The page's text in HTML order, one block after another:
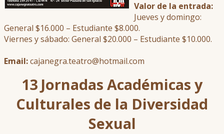
Valor de la entrada:
Jueves y domingo:
General $16.000 – Estudiante $8.000.
Viernes y sábado: General $20.000 – Estudiante $10.000.
Email:cajanegra.teatro@hotmail.com
13 Jornadas Académicas y
Culturales de la Diversidad
Sexual